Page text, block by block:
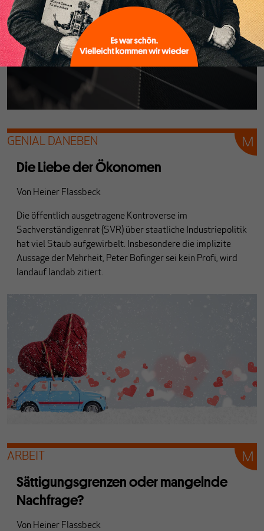
GENIAL DANEBEN
Die Liebe der Ökonomen
Von Heiner Flassbeck
Die öffentlich ausgetragene Kontroverse im
Sachverständigenrat (SVR) über staatliche Industriepolitik
hat viel Staub aufgewirbelt. Insbesondere die implizite
Aussage der Mehrheit, Peter Bofinger sei kein Profi, wird
landauf landab zitiert.
ARBEIT
Sättigungsgrenzen oder mangelnde
Nachfrage?
Von Heiner Flassbeck